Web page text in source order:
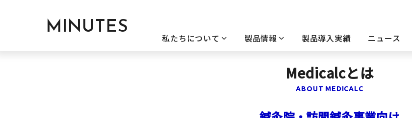
MINUTES
私たちについて 製品情報 製品導入実績 ニュース
Medicalcとは
ABOUT MEDICALC